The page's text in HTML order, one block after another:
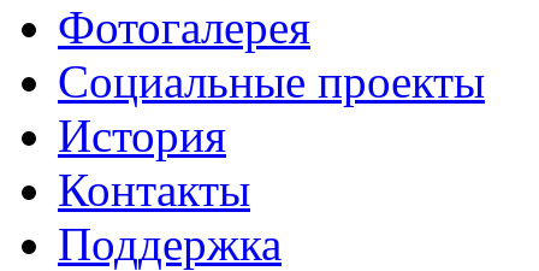
Фотогалерея
Социальные проекты
История
Контакты
Поддержка